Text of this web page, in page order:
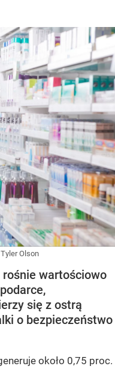
Tyler Olson
wartościowo
się z ostrą
o bezpieczeństwo
około 0,75 proc.